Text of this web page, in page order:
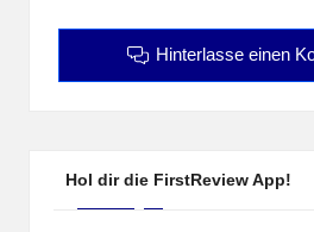
Hinterlasse einen
Hol dir die FirstReview App!